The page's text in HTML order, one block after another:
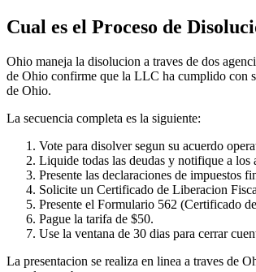
Cual es el Proceso de
Ohio maneja la disolucion a traves de dos
de Ohio confirme que la LLC ha cumplido con
de Ohio.
La secuencia completa es la siguiente:
Vote para disolver segun su acuerdo
Liquide todas las deudas y notifique a los
Presente las declaraciones de impuestos
Solicite un Certificado de Liberacion
Presente el Formulario 562 (Certificado
Pague la tarifa de $50.
Use la ventana de 30 dias para cerrar
La presentacion se realiza en linea a traves de